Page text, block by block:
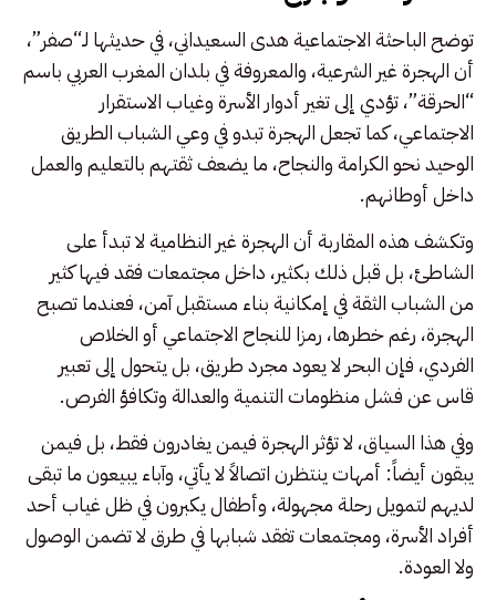
توضح الباحثة الاجتماعية هدى السعيداني، في حديثها لـ“صفر”،
أن الهجرة غير الشرعية، والمعروفة في بلدان المغرب العربي باسم
“الحرقة”، تؤدي إلى تغير أدوار الأسرة وغياب الاستقرار
الاجتماعي، كما تجعل الهجرة تبدو في وعي الشباب الطريق
الوحيد نحو الكرامة والنجاح، ما يضعف ثقتهم بالتعليم والعمل
داخل أوطانهم.
وتكشف هذه المقاربة أن الهجرة غير النظامية لا تبدأ على
الشاطئ، بل قبل ذلك بكثير، داخل مجتمعات فقد فيها كثير
من الشباب الثقة في إمكانية بناء مستقبل آمن، فعندما تصبح
الهجرة، رغم خطرها، رمزا للنجاح الاجتماعي أو الخلاص
الفردي، فإن البحر لا يعود مجرد طريق، بل يتحول إلى تعبير
قاس عن فشل منظومات التنمية والعدالة وتكافؤ الفرص.
وفي هذا السياق، لا تؤثر الهجرة فيمن يغادرون فقط، بل فيمن
يبقون أيضاً: أمهات ينتظرن اتصالاً لا يأتي، وآباء يبيعون ما تبقى
لديهم لتمويل رحلة مجهولة، وأطفال يكبرون في ظل غياب أحد
أفراد الأسرة، ومجتمعات تفقد شبابها في طرق لا تضمن الوصول
ولا العودة.